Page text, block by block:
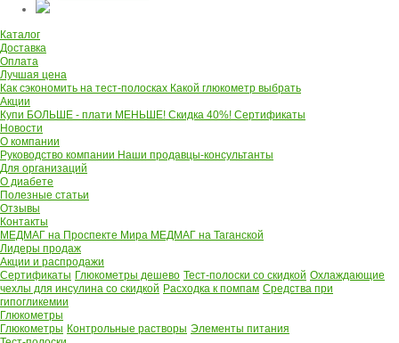
Каталог
Доставка
Оплата
Лучшая цена
Как сэкономить на тест-полосках Какой глюкометр выбрать
Акции
Купи БОЛЬШЕ - плати МЕНЬШЕ! Скидка 40%! Сертификаты
Новости
О компании
Руководство компании Наши продавцы-консультанты
Для организаций
О диабете
Полезные статьи
Отзывы
Контакты
МЕДМАГ на Проспекте Мира МЕДМАГ на Таганской
Лидеры продаж
Акции и распродажи
Сертификаты Глюкометры дешево Тест-полоски со скидкой Охлаждающие
чехлы для инсулина со скидкой Расходка к помпам Средства при
гипогликемии
Глюкометры
Глюкометры Контрольные растворы Элементы питания